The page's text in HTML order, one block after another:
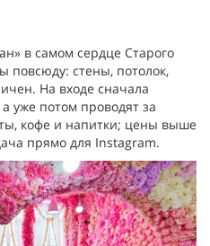
в самом сердце Старого
повсюду: стены, потолок,
На входе сначала
уже потом проводят за
кофе и напитки; цены выше
прямо для Instagram.